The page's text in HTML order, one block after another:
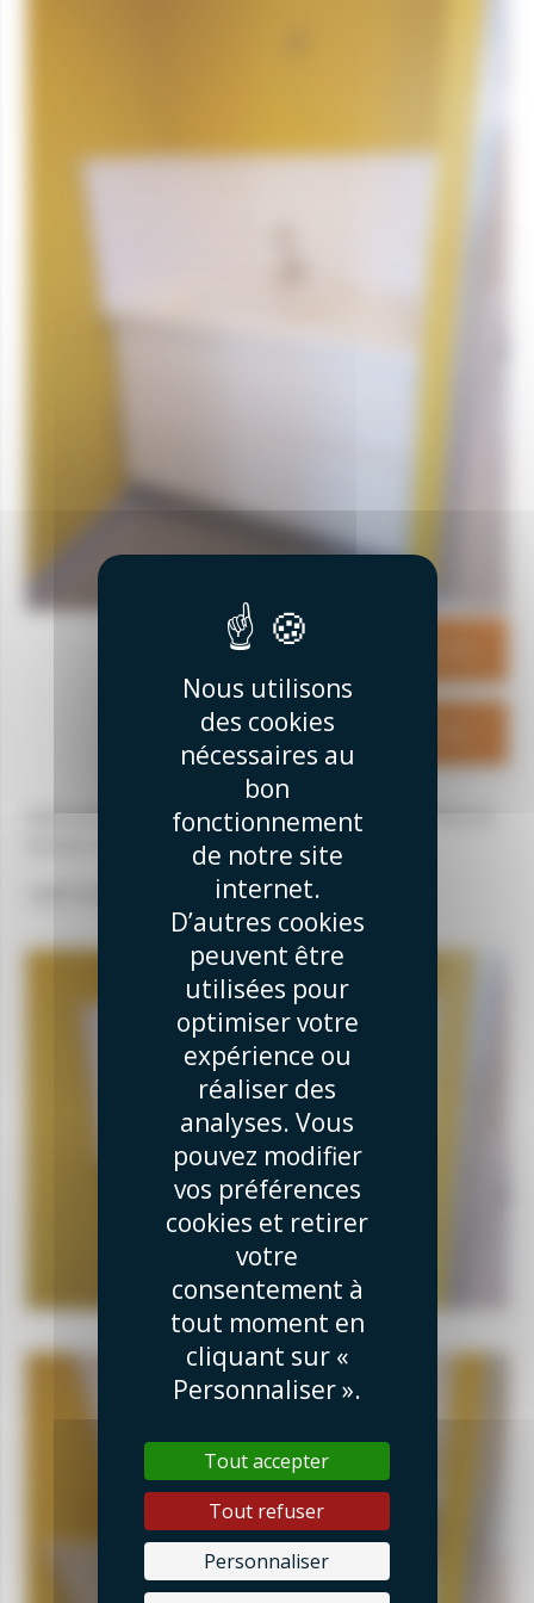
OBTENIR UN DEVIS
Fabrication d'un meuble de salle de bain sur-mesure,
tout en stratifié blanc.
Ligne épurée, grands tiroir très pratique
Nous utilisons
des cookies
nécessaires au
bon
fonctionnement
de notre site
internet.
D’autres cookies
peuvent être
utilisées pour
optimiser votre
expérience ou
réaliser des
analyses. Vous
pouvez modifier
vos préférences
cookies et retirer
votre
consentement à
tout moment en
cliquant sur «
Personnaliser ».
Tout accepter
Tout refuser
Personnaliser